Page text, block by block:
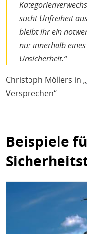
sprechen darf.
sucht Unfreiheit
bleibt ihr ein
nur innerhalb
Unsicherheit.“
Christoph Möllers in
Versprechen“
Beispiele
Bild